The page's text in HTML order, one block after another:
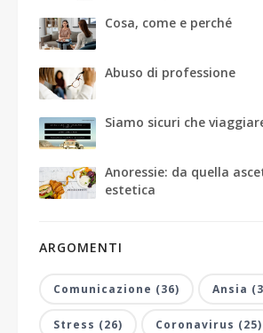
Cosa, come e perché
Abuso di professione
Siamo sicuri che
Anoressie: da quella
estetica
ARGOMENTI
Comunicazione (36) Ansia
Stress (26) Coronavirus (25)